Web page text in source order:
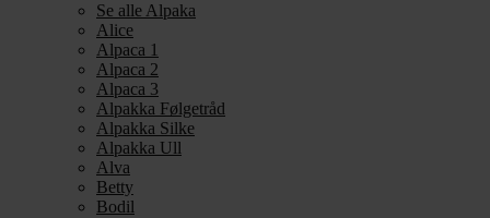
Se alle Alpaka
Alice
Alpaca 1
Alpaca 2
Alpaca 3
Alpakka Følgetråd
Alpakka Silke
Alpakka Ull
Alva
Betty
Bodil